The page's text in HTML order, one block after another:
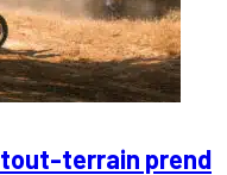
tout-terrain prend